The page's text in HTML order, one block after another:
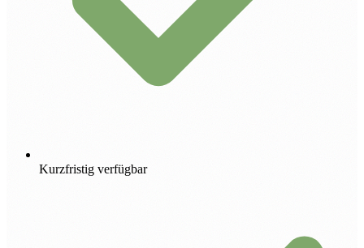
Kurzfristig verfügbar